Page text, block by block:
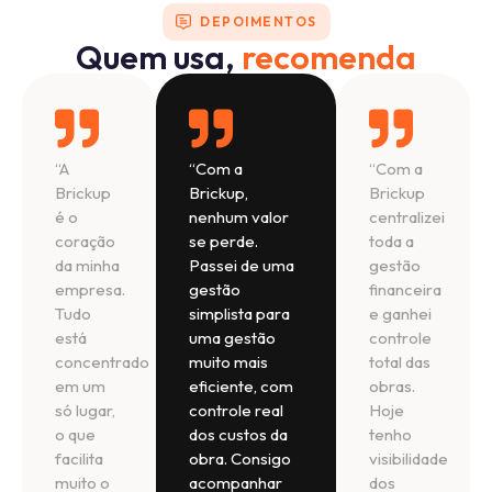
DEPOIMENTOS
Quem usa, recomenda
“A
Brickup
é o
coração
da minha
empresa.
Tudo
está
concentrado
em um
só lugar,
o que
facilita
muito o
“Com a
Brickup,
nenhum valor
se perde.
Passei de uma
gestão
simplista para
uma gestão
muito mais
eficiente, com
controle real
dos custos da
obra. Consigo
acompanhar
“Com a
Brickup
centralizei
toda a
gestão
financeira
e ganhei
controle
total das
obras.
Hoje
tenho
visibilidade
dos